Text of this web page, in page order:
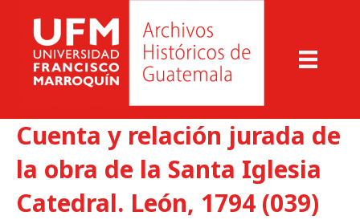
Cuenta y relación jurada de
la obra de la Santa Iglesia
Catedral. León, 1794 (039)